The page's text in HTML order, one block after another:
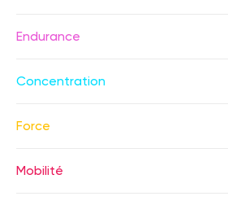
Endurance
Concentration
Force
Mobilité